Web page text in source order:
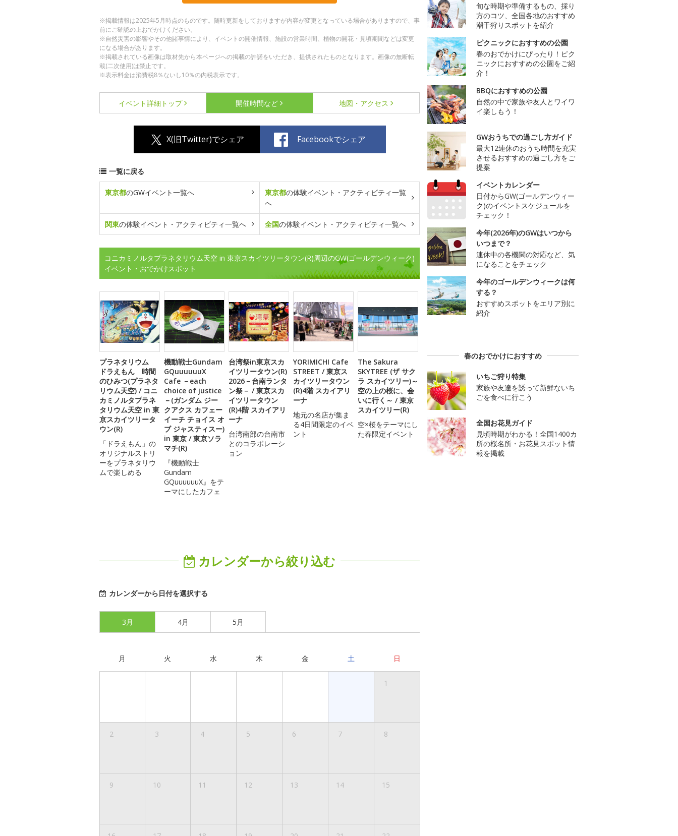
※掲載情報は2025年5月時点のものです。随時更新をしておりますが内容が変更となっている場合がありますので、事
前にご確認の上おでかけください。
※自然災害の影響やその他諸事情により、イベントの開催情報、施設の営業時間、植物の開花・見頃期間などは変更
になる場合があります。
※掲載されている画像は取材先から本ページへの掲載の許諾をいただき、提供されたものとなります。画像の無断転
載(二次使用)は禁止です。
※表示料金は消費税8％ないし10％の内税表示です。
イベント詳細 トップ 開催時間など 地図・アクセス
X(旧Twitter)でシェア Facebookでシェア
一覧に戻る
東京都のGWイベント一覧へ 東京都の体験イベント・アクティビティ一覧
へ
関東の体験イベント・アクティビティ一覧へ 全国の体験イベント・アクティビティ一覧へ
コニカミノルタプラネタリウム天空 in 東京スカイツリータウン(R)周辺のGW(ゴールデンウィーク)
イベント・おでかけスポット
プラネタリウム
ドラえもん 時間
のひみつ(プラネタ
リウム天空) / コニ
カミノルタプラネ
タリウム天空 in 東
京スカイツリータ
ウン(R)
「ドラえもん」の
オリジナルストリ
ーをプラネタリウ
ムで楽しめる
機動戦士Gundam
GQuuuuuuX
Cafe －each
choice of justice
－(ガンダム ジー
クアクス カフェー
イーチ チョイス オ
ブ ジャスティスー)
in 東京 / 東京ソラ
マチ(R)
『機動戦士
Gundam
GQuuuuuuX』をテ
ーマにしたカフェ
台湾祭in東京スカ
イツリータウン(R)
2026－台南ランタ
ン祭－ / 東京スカ
イツリータウン
(R)4階 スカイアリ
ーナ
台湾南部の台南市
とのコラボレーシ
ョン
YORIMICHI Cafe
STREET / 東京ス
カイツリータウン
(R)4階 スカイアリ
ーナ
地元の名店が集ま
る4日間限定のイベ
ント
The Sakura
SKYTREE (ザ サク
ラ スカイツリー)～
空の上の桜に、会
いに行く～ / 東京
スカイツリー(R)
空×桜をテーマにし
た春限定イベント
カレンダーから絞り込む
カレンダーから日付を選択する
3月 4月 5月
月 火 水 木 金 土 日
1
2 3 4 5 6 7 8
9 10 11 12 13 14 15
旬な時期や準備するもの、採り
方のコツ、全国各地のおすすめ
潮干狩りスポットを紹介
ピクニックにおすすめの公園
春のおでかけにぴったり！ピク
ニックにおすすめの公園をご紹
介！
BBQにおすすめの公園
自然の中で家族や友人とワイワ
イ楽しもう！
GWおうちでの過ごし方ガイド
最大12連休のおうち時間を充実
させるおすすめの過ごし方をご
提案
イベントカレンダー
日付からGW(ゴールデンウィー
ク)のイベントスケジュールを
チェック！
今年(2026年)のGWはいつから
いつまで？
連休中の各機関の対応など、気
になることをチェック
今年のゴールデンウィークは何
する？
おすすめスポットをエリア別に
紹介
春のおでかけにおすすめ
いちご狩り特集
家族や友達を誘って新鮮ないち
ごを食べに行こう
全国お花見ガイド
見頃時期がわかる！全国1400カ
所の桜名所・お花見スポット情
報を掲載